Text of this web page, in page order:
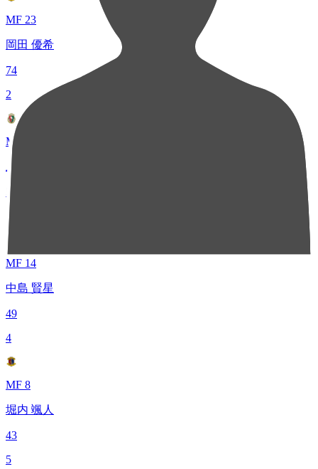
MF 23
岡田 優希
74
2
MF 16
上月 翔聖
57
3
MF 14
中島 賢星
49
4
MF 8
堀内 颯人
43
5